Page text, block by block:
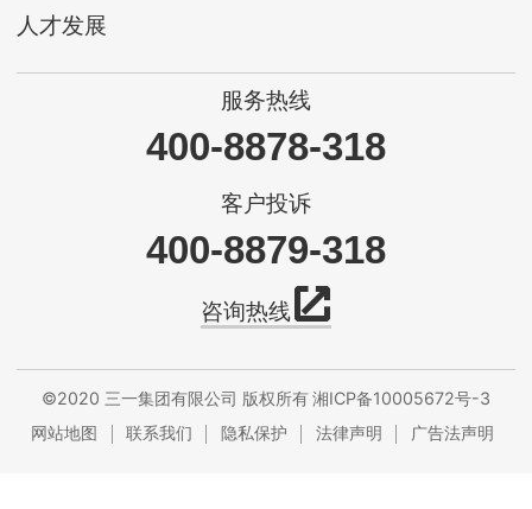
人才发展
服务热线
400-8878-318
客户投诉
400-8879-318
咨询热线
©2020 三一集团有限公司 版权所有湘ICP备10005672号-3
网站地图
联系我们 隐私保护 法律声明 广告法声明